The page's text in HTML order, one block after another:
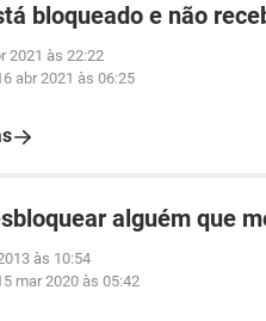
bloqueado e não
2021 às 22:22
abr 2021 às 06:25
alguém que
às 10:54
mar 2020 às 05:42